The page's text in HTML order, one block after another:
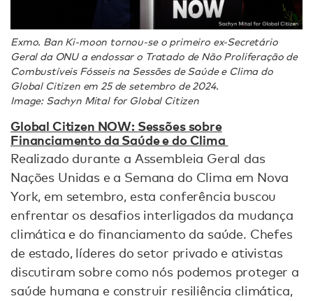
Exmo. Ban Ki-moon tornou-se o primeiro ex-Secretário
Geral da ONU a endossar o Tratado de Não Proliferação de
Combustíveis Fósseis na Sessões de Saúde e Clima do
Global Citizen em 25 de setembro de 2024.
Image: Sachyn Mital for Global Citizen
Global Citizen NOW: Sessões sobre
Financiamento da Saúde e do Clima
Realizado durante a Assembleia Geral das
Nações Unidas e a Semana do Clima em Nova
York, em setembro, esta conferência buscou
enfrentar os desafios interligados da mudança
climática e do financiamento da saúde. Chefes
de estado, líderes do setor privado e ativistas
discutiram sobre como nós podemos proteger a
saúde humana e construir resiliência climática,